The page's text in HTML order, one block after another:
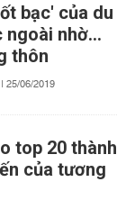
bạc' của du
ngoài nhờ…
thôn
25/06/2019
top 20 thành
của tương